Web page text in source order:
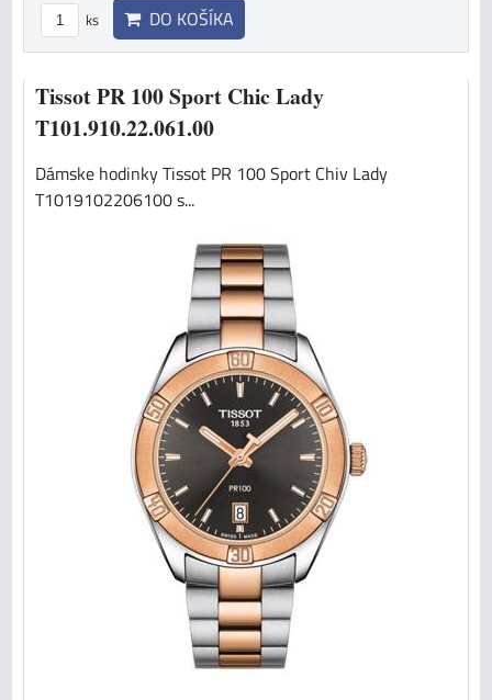
ks DO KOŠÍKA
Tissot PR 100 Sport Chic Lady
T101.910.22.061.00
Dámske hodinky Tissot PR 100 Sport Chiv Lady
T1019102206100 s...